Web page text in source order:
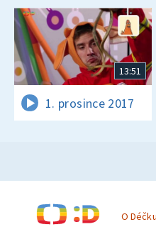
13:51
1. prosince 2017
O Déčku